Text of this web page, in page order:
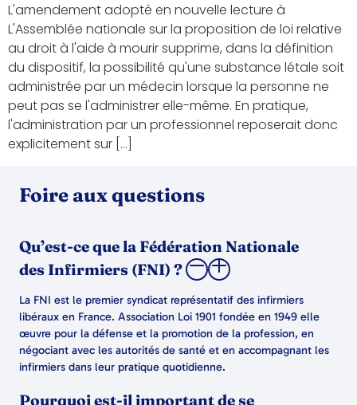
L'amendement adopté en nouvelle lecture à
L'Assemblée nationale sur la proposition de loi relative
au droit à l'aide à mourir supprime, dans la définition
du dispositif, la possibilité qu'une substance létale soit
administrée par un médecin lorsque la personne ne
peut pas se l'administrer elle-même. En pratique,
l'administration par un professionnel reposerait donc
explicitement sur […]
Foire aux questions
Qu’est-ce que la Fédération Nationale
des Infirmiers (FNI) ?
La FNI est le premier syndicat représentatif des infirmiers
libéraux en France. Association Loi 1901 fondée en 1949 elle
œuvre pour la défense et la promotion de la profession, en
négociant avec les autorités de santé et en accompagnant les
infirmiers dans leur pratique quotidienne.
Pourquoi est-il important de se